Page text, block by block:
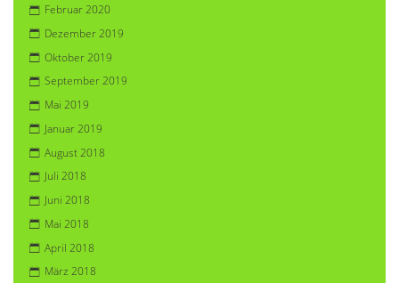
Februar 2020
Dezember 2019
Oktober 2019
September 2019
Mai 2019
Januar 2019
August 2018
Juli 2018
Juni 2018
Mai 2018
April 2018
März 2018